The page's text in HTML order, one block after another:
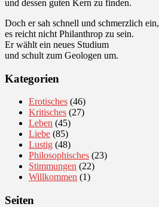
und dessen guten Kern zu finden.
Doch er sah schnell und schmerzlich ein,
es reicht nicht Philanthrop zu sein.
Er wählt ein neues Studium
und schult zum Geologen um.
Kategorien
Erotisches (46)
Kritisches (27)
Leben (45)
Liebe (85)
Lustig (48)
Philosophisches (23)
Stimmungen (22)
Willkommen (1)
Seiten